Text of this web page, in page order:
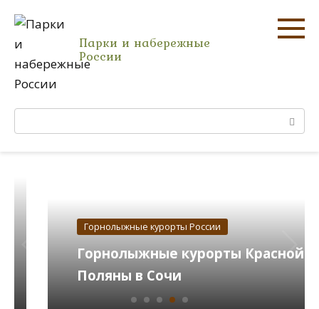
контенту
Парки и набережные
России
Горнолыжные курорты России
Горнолыжные курорты Красной
Поляны в Сочи